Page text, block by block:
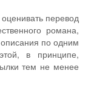
перевод
романа,
по одним
в принципе,
тем не менее